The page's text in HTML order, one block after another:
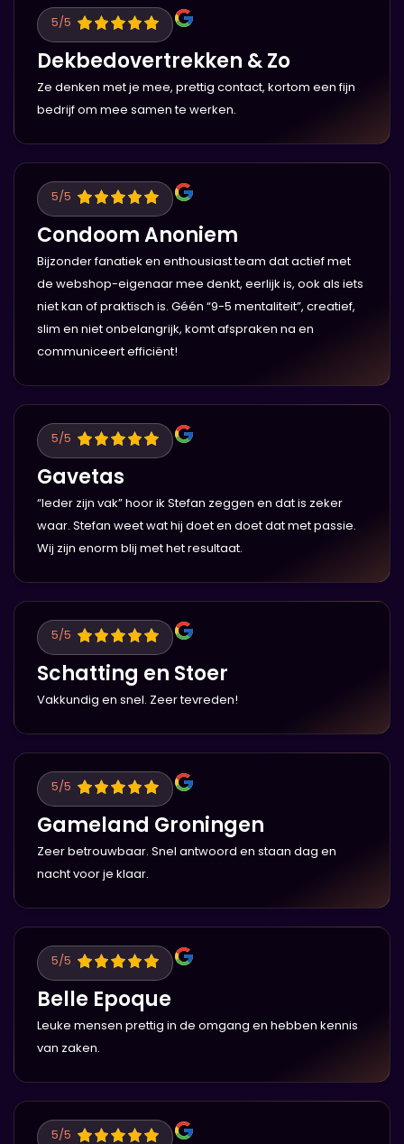
5/5
Dekbedovertrekken & Zo
Ze denken met je mee, prettig contact, kortom een fijn
bedrijf om mee samen te werken.
5/5
Condoom Anoniem
Bijzonder fanatiek en enthousiast team dat actief met
de webshop-eigenaar mee denkt, eerlijk is, ook als iets
niet kan of praktisch is. Géén “9-5 mentaliteit”, creatief,
slim en niet onbelangrijk, komt afspraken na en
communiceert efficiënt!
5/5
Gavetas
“Ieder zijn vak” hoor ik Stefan zeggen en dat is zeker
waar. Stefan weet wat hij doet en doet dat met passie.
Wij zijn enorm blij met het resultaat.
5/5
Schatting en Stoer
Vakkundig en snel. Zeer tevreden!
5/5
Gameland Groningen
Zeer betrouwbaar. Snel antwoord en staan dag en
nacht voor je klaar.
5/5
Belle Epoque
Leuke mensen prettig in de omgang en hebben kennis
van zaken.
5/5